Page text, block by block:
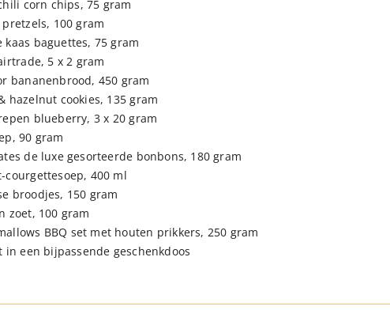
corn chips, 75 gram
pretzels, 100 gram
kaas baguettes, 75 gram
5 x 2 gram
bananenbrood, 450 gram
hazelnut cookies, 135 gram
blueberry, 3 x 20 gram
90 gram
de luxe gesorteerde bonbons, 180 gram
courgettesoep, 400 ml
broodjes, 150 gram
zoet, 100 gram
BBQ set met houten prikkers, 250 gram
in een bijpassende geschenkdoos